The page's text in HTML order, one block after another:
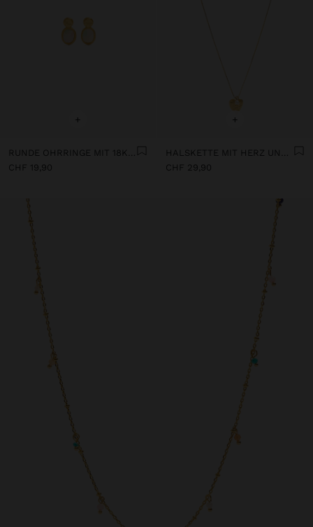
+
CHF 19,90
+
CHF 29,90